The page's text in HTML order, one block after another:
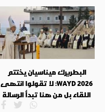
البطريرك ميناسيان يختتم
WAYD 2026: لا تقولوا انتهى
اللقاء بل من هنا تبدأ الرسالة